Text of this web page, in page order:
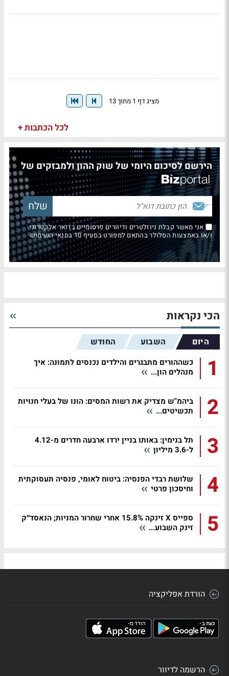
מציג דף 1 מתוך 13
לכל הכתבות +
הירשם לסיכום היומי של שוק ההון ולמבזקים של
אני מאשר קבלת ניוזלטרים ודיוורים פרסומיים בדואר אלקטרוני
ו/או באמצעות הסלולר בהתאם למפורט בסעיף 10 בתנאי השימוש
הכי נקראות
היום השבוע החודש
1
כשההורים מתבגרים והילדים נכנסים לתמונה: איך
מנהלים הון...
2
ביהמ"ש מצדיק את רשות המסים: הונו של בעלי חנויות
תכשיטים...
3
תל בנימין: באותו בניין ירדו ארבעה חדרים מ-4.12
ל-3.6 מיליון
4
שלושת רבדי הפנסיה: ביטוח לאומי, פנסיה תעסוקתית
וחיסכון פרטי
5
ספייס X זינקה 15.8% אחרי שחרור המניות; הנאסד״ק
זינק השבוע...
הורדת אפליקציה
הרשמה לדיוור